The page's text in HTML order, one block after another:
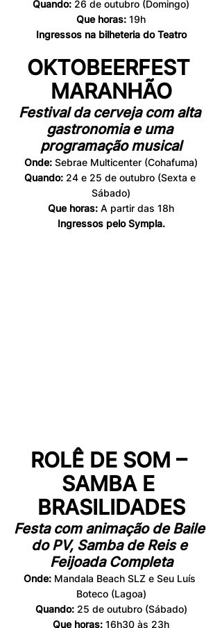
Quando: 26 de outubro (Domingo)
Que horas: 19h
Ingressos na bilheteria do Teatro
OKTOBEERFEST
MARANHÃO
Festival da cerveja com alta
gastronomia e uma
programação musical
Onde: Sebrae Multicenter (Cohafuma)
Quando: 24 e 25 de outubro (Sexta e
Sábado)
Que horas: A partir das 18h
Ingressos pelo Sympla.
ROLÊ DE SOM –
SAMBA E
BRASILIDADES
Festa com animação de Baile
do PV, Samba de Reis e
Feijoada Completa
Onde: Mandala Beach SLZ e Seu Luís
Boteco (Lagoa)
Quando: 25 de outubro (Sábado)
Que horas: 16h30 às 23h